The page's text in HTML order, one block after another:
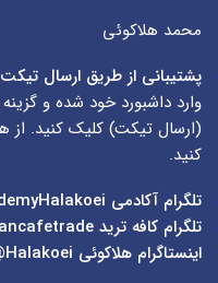
محمد هلاکوئی
پشتیبانی از طریق ارسال
وارد داشبورد خود شده و
(ارسال تیکت) کلیک کنید. از
کنید.
تلگرام آکادمی
تلگرام کافه ترید
اینستاگرام هلاکوئی Halakoei@